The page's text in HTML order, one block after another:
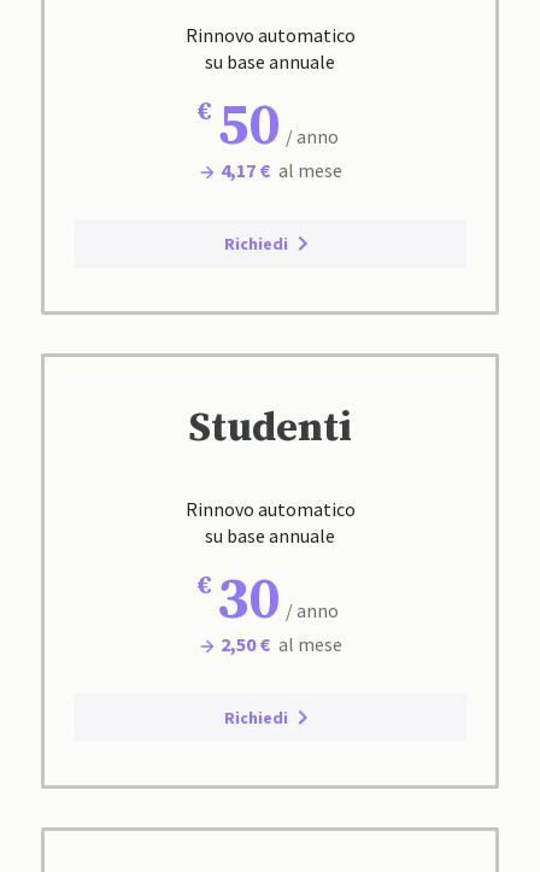
Rinnovo automatico
su base annuale
50 / anno
4,17 € al mese
Richiedi
Studenti
Rinnovo automatico
su base annuale
30 / anno
2,50 € al mese
Richiedi